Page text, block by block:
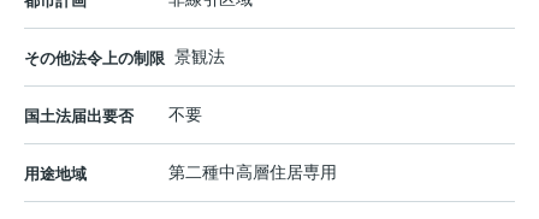
その他法令上の制限 景観法
国土法届出要否 不要
用途地域 第二種中高層住居専用